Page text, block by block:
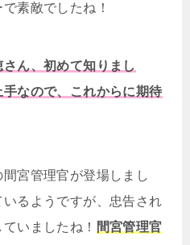
素敵でしたね！
ん、初めて知りまし
なので、これからに期待
宮管理官が登場しまし
るようですが、忠告され
いましたね！ 間宮管理官